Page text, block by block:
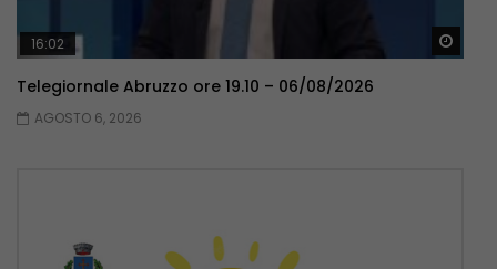
16:02
Telegiornale Abruzzo ore 19.10 – 06/08/2026
AGOSTO 6, 2026